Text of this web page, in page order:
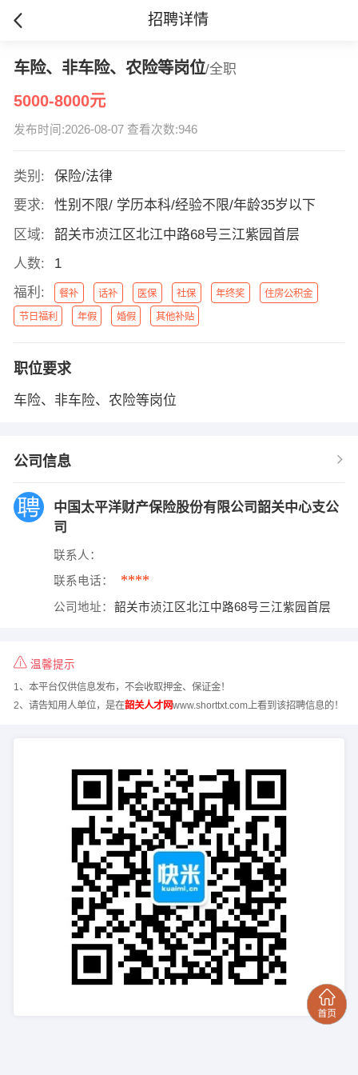
招聘详情
车险、非车险、农险等岗位/全职
5000-8000元
发布时间:2026-08-07 查看次数:946
类别:
保险/法律
要求:
性别不限/ 学历本科/经验不限/年龄35岁以下
区域:
韶关市浈江区北江中路68号三江紫园首层
人数:
1
福利:
餐补 话补 医保 社保 年终奖 住房公积金
节日福利 年假 婚假 其他补贴
职位要求
车险、非车险、农险等岗位
公司信息
中国太平洋财产保险股份有限公司韶关中心支公
司
联系人：
联系电话： ****
公司地址： 韶关市浈江区北江中路68号三江紫园首层
温馨提示
1、本平台仅供信息发布，不会收取押金、保证金！
2、请告知用人单位，是在韶关人才网www.shorttxt.com上看到该招聘信息的！